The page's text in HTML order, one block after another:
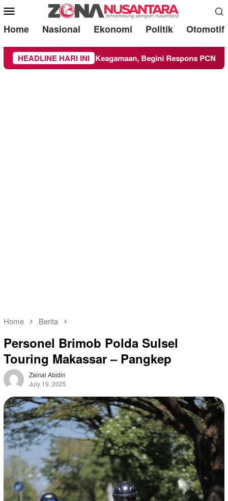
Mobile
Menu
Home Nasional Ekonomi Politik Otomotif
HEADLINE HARI INI
Keagamaan, Begini Respons PCNU dan Kampus
Home Berita
Personel Brimob Polda Sulsel
Touring Makassar – Pangkep
Zainal Abidin
July 19, 2025